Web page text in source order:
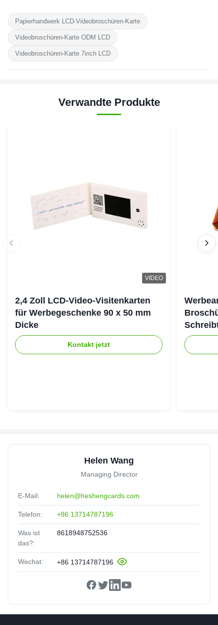
Papierhandwerk LCD-Videobroschüren-Karte
Videobroschüren-Karte ODM LCD
Videobroschüren-Karte 7inch LCD
Verwandte Produkte
VIDEO
2,4 Zoll LCD-Video-Visitenkarten
für Werbegeschenke 90 x 50 mm
Dicke
Kontakt jetzt
Helen Wang
Managing Director
E-Mail: helen@heshengcards.com
Telefon: +86 13714787196
Was ist
das?:
8618948752536
Wechat: +86 13714787196